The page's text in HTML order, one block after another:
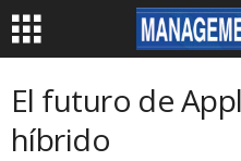
El futuro de
híbrido